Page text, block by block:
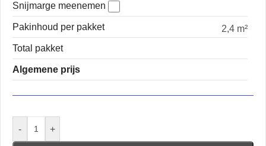
Snijmarge meenemen
Pakinhoud per pakket
2,4 m²
Total pakket
Algemene prijs
- +